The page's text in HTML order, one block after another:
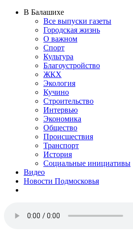
В Балашихе
Все выпуски газеты
Городская жизнь
О важном
Спорт
Культура
Благоустройство
ЖКХ
Экология
Кучино
Строительство
Интервью
Экономика
Общество
Происшествия
Транспорт
История
Социальные инициативы
Видео
Новости Подмосковья